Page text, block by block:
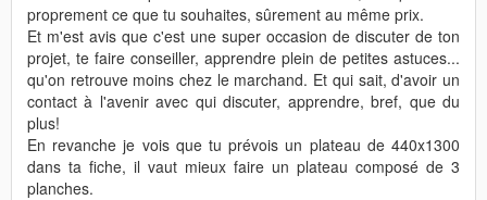
proprement ce que tu souhaites, sûrement au même prix.
Et m'est avis que c'est une super occasion de discuter de ton
projet, te faire conseiller, apprendre plein de petites astuces...
qu'on retrouve moins chez le marchand. Et qui sait, d'avoir un
contact à l'avenir avec qui discuter, apprendre, bref, que du
plus!
En revanche je vois que tu prévois un plateau de 440x1300
dans ta fiche, il vaut mieux faire un plateau composé de 3
planches.